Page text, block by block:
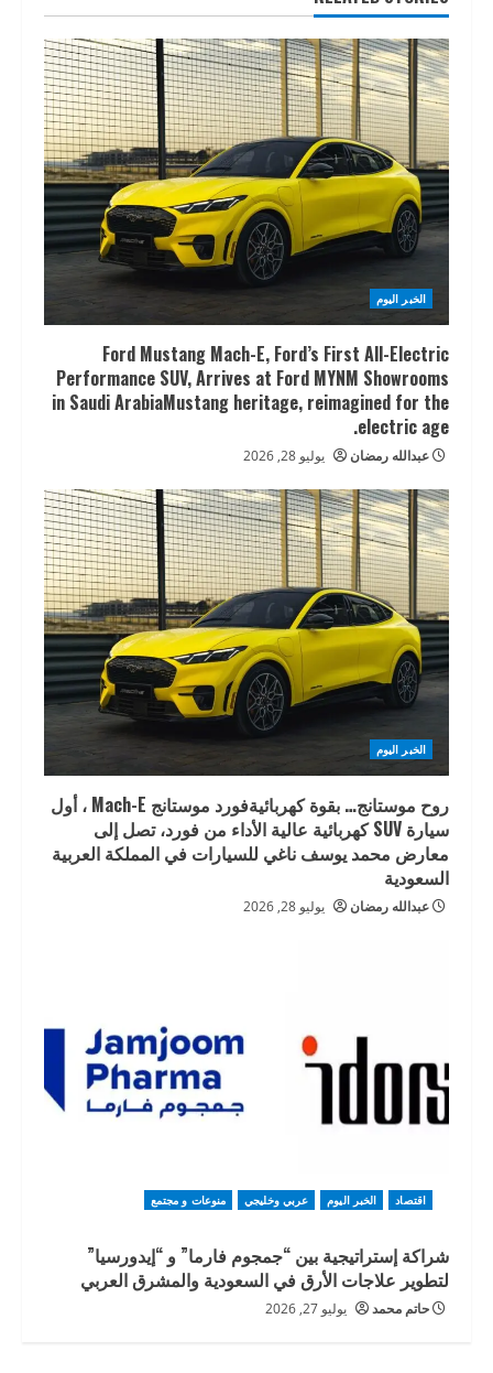
الخبر اليوم
Ford Mustang Mach-E, Ford’s First All-Electric
Performance SUV, Arrives at Ford MYNM Showrooms
in Saudi ArabiaMustang heritage, reimagined for the
electric age.
عبدالله رمضان يوليو 28, 2026
الخبر اليوم
روح موستانج… بقوة كهربائيةفورد موستانج Mach-E ، أول
سيارة SUV كهربائية عالية الأداء من فورد، تصل إلى
معارض محمد يوسف ناغي للسيارات في المملكة العربية
السعودية
عبدالله رمضان يوليو 28, 2026
اقتصاد الخبر اليوم عربي وخليجي منوعات و مجتمع
شراكة إستراتيجية بين “جمجوم فارما” و “إيدورسيا”
لتطوير علاجات الأرق في السعودية والمشرق العربي
حاتم محمد يوليو 27, 2026